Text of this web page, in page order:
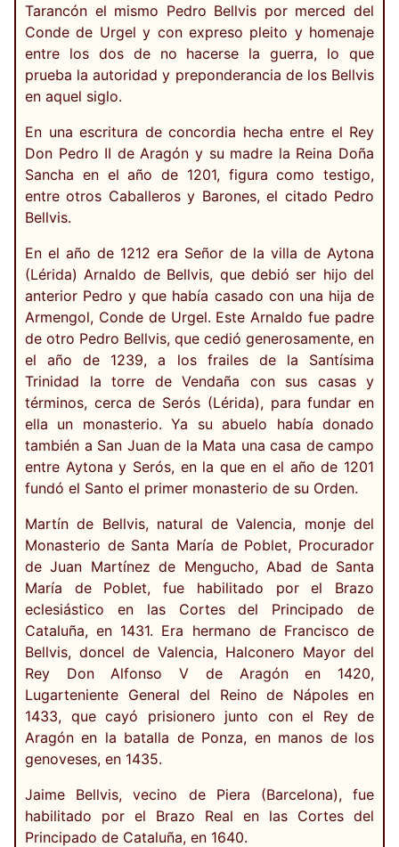
Tarancón el mismo Pedro Bellvis por merced del
Conde de Urgel y con expreso pleito y homenaje
entre los dos de no hacerse la guerra, lo que
prueba la autoridad y preponderancia de los Bellvis
en aquel siglo.
En una escritura de concordia hecha entre el Rey
Don Pedro II de Aragón y su madre la Reina Doña
Sancha en el año de 1201, figura como testigo,
entre otros Caballeros y Barones, el citado Pedro
Bellvis.
En el año de 1212 era Señor de la villa de Aytona
(Lérida) Arnaldo de Bellvis, que debió ser hijo del
anterior Pedro y que había casado con una hija de
Armengol, Conde de Urgel. Este Arnaldo fue padre
de otro Pedro Bellvis, que cedió generosamente, en
el año de 1239, a los frailes de la Santísima
Trinidad la torre de Vendaña con sus casas y
términos, cerca de Serós (Lérida), para fundar en
ella un monasterio. Ya su abuelo había donado
también a San Juan de la Mata una casa de campo
entre Aytona y Serós, en la que en el año de 1201
fundó el Santo el primer monasterio de su Orden.
Martín de Bellvis, natural de Valencia, monje del
Monasterio de Santa María de Poblet, Procurador
de Juan Martínez de Mengucho, Abad de Santa
María de Poblet, fue habilitado por el Brazo
eclesiástico en las Cortes del Principado de
Cataluña, en 1431. Era hermano de Francisco de
Bellvis, doncel de Valencia, Halconero Mayor del
Rey Don Alfonso V de Aragón en 1420,
Lugarteniente General del Reino de Nápoles en
1433, que cayó prisionero junto con el Rey de
Aragón en la batalla de Ponza, en manos de los
genoveses, en 1435.
Jaime Bellvis, vecino de Piera (Barcelona), fue
habilitado por el Brazo Real en las Cortes del
Principado de Cataluña, en 1640.